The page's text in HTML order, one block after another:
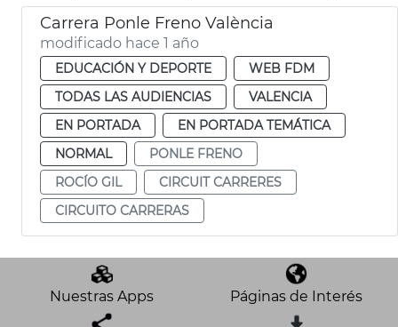
Carrera Ponle Freno València
modificado hace 1 año
EDUCACIÓN Y DEPORTE
WEB FDM
TODAS LAS AUDIENCIAS
VALENCIA
EN PORTADA
EN PORTADA TEMÁTICA
NORMAL
PONLE FRENO
ROCÍO GIL
CIRCUIT CARRERES
CIRCUITO CARRERAS
Nuestras Apps Páginas de Interés